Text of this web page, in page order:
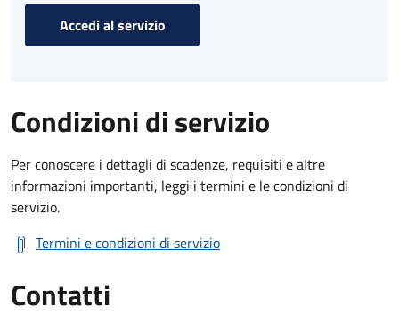
Accedi al servizio
Condizioni di servizio
Per conoscere i dettagli di scadenze, requisiti e altre
informazioni importanti, leggi i termini e le condizioni di
servizio.
Termini e condizioni di servizio
Contatti